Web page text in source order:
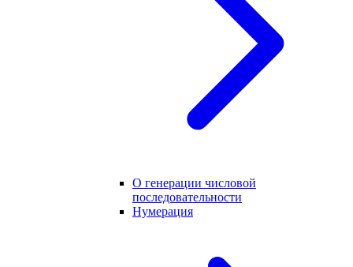
О генерации числовой
последовательности
Нумерация